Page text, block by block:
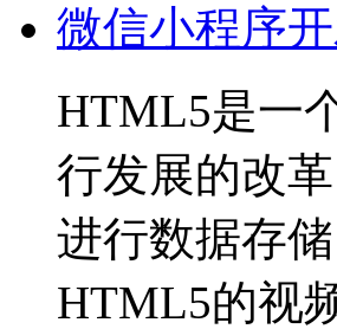
微信小程序
HTML5是一
行发展的改
进行数据存
HTML5的视